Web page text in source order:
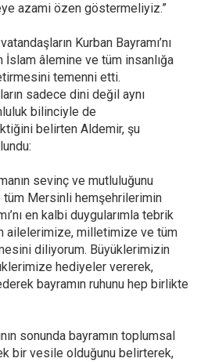
azami özen göstermeliyiz.”
Kurban Bayramı’nı
İslam âlemine ve tüm insanlığa
temenni etti.
sadece dini değil aynı
bilinciyle de
belirten Aldemir, şu
sevinç ve mutluluğunu
tüm Mersinli hemşehrilerimin
en kalbi duygularımla tebrik
ailelerimize, milletimize ve tüm
diliyorum. Büyüklerimizin
hediyeler vererek,
bayramın ruhunu hep birlikte
sonunda bayramın toplumsal
bir vesile olduğunu belirterek,